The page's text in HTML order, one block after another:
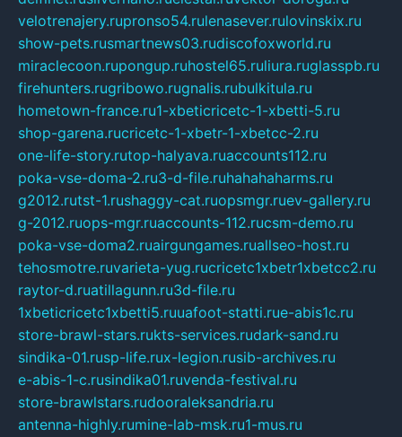
velotrenajery.rupronso54.rulenasever.rulovinskix.ru
show-pets.rusmartnews03.rudiscofoxworld.ru
miraclecoon.rupongup.ruhostel65.ruliura.ruglasspb.ru
firehunters.rugribowo.rugnalis.rubulkitula.ru
hometown-france.ru1-xbeticricetc-1-xbetti-5.ru
shop-garena.rucricetc-1-xbetr-1-xbetcc-2.ru
one-life-story.rutop-halyava.ruaccounts112.ru
poka-vse-doma-2.ru3-d-file.ruhahahaharms.ru
g2012.rutst-1.rushaggy-cat.ruopsmgr.ruev-gallery.ru
g-2012.ruops-mgr.ruaccounts-112.rucsm-demo.ru
poka-vse-doma2.ruairgungames.ruallseo-host.ru
tehosmotre.ruvarieta-yug.rucricetc1xbetr1xbetcc2.ru
raytor-d.ruatillagunn.ru3d-file.ru
1xbeticricetc1xbetti5.ruuafoot-statti.rue-abis1c.ru
store-brawl-stars.rukts-services.rudark-sand.ru
sindika-01.rusp-life.rux-legion.rusib-archives.ru
e-abis-1-c.rusindika01.ruvenda-festival.ru
store-brawlstars.rudooraleksandria.ru
antenna-highly.rumine-lab-msk.ru1-mus.ru